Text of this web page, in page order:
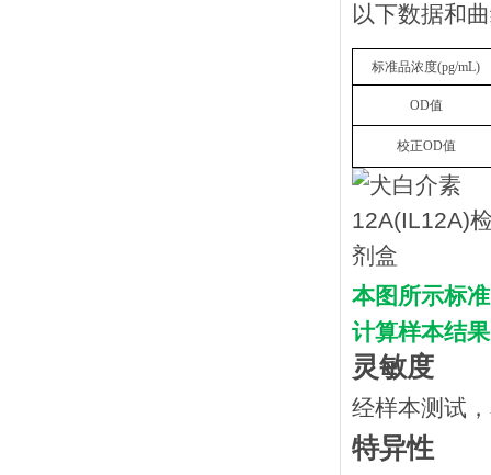
以下数据和
标准品浓度(pg/mL)
OD值
校正OD值
本图所示标
计算样本结果
灵敏度
经样本测试
特异性